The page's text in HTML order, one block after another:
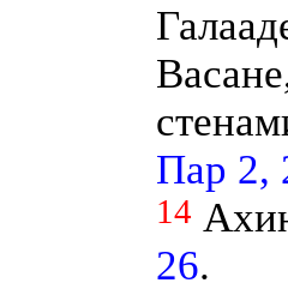
Пар 2,
14
26.